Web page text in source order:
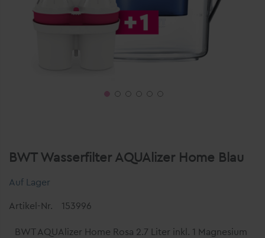
BWT Wasserfilter AQUAlizer Home Blau
Auf Lager
Artikel-Nr.
153996
BWT AQUAlizer Home Rosa 2.7 Liter inkl. 1 Magnesium